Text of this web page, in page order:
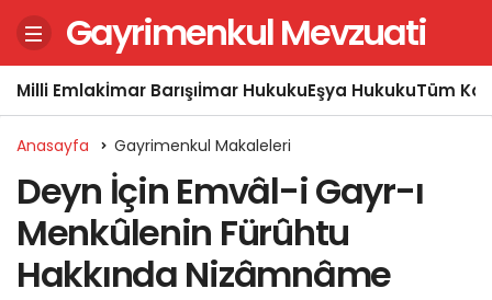
Gayrimenkul Mevzuati
Milli Emlakİmar Barışıİmar HukukuEşya HukukuTüm
Anasayfa Gayrimenkul Makaleleri
Deyn İçin Emvâl-i Gayr-ı
Menkûlenin Fürûhtu
Hakkında Nizâmnâme